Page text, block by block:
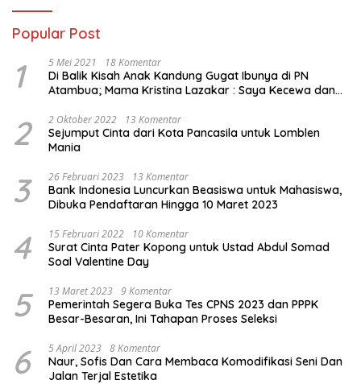
Popular Post
1 5 Mei 2021 18 Komentar
Di Balik Kisah Anak Kandung Gugat Ibunya di PN
Atambua; Mama Kristina Lazakar : Saya Kecewa dan
2 2 Oktober 2022 13 Komentar
Sejumput Cinta dari Kota Pancasila untuk Lomblen
Mania
3 26 Februari 2023 13 Komentar
Bank Indonesia Luncurkan Beasiswa untuk Mahasiswa,
Dibuka Pendaftaran Hingga 10 Maret 2023
4 15 Februari 2022 10 Komentar
Surat Cinta Pater Kopong untuk Ustad Abdul Somad
Soal Valentine Day
5 13 Maret 2023 9 Komentar
Pemerintah Segera Buka Tes CPNS 2023 dan PPPK
Besar-Besaran, Ini Tahapan Proses Seleksi
6 5 April 2023 8 Komentar
Naur, Sofis Dan Cara Membaca Komodifikasi Seni Dan
Jalan Terjal Estetika